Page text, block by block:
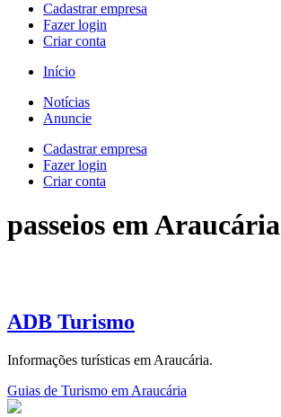
Cadastrar empresa
Fazer login
Criar conta
Início
Notícias
Anuncie
Cadastrar empresa
Fazer login
Criar conta
passeios em Araucária
ADB Turismo
Informações turísticas em Araucária.
Guias de Turismo em Araucária